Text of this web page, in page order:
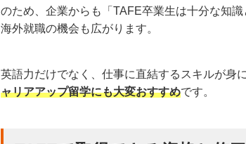
のため、企業からも「TAFE卒業生は十分な知
海外就職の機会も広がります。
英語力だけでなく、仕事に直結するスキルが身
ャリアアップ留学にも大変おすすめです。